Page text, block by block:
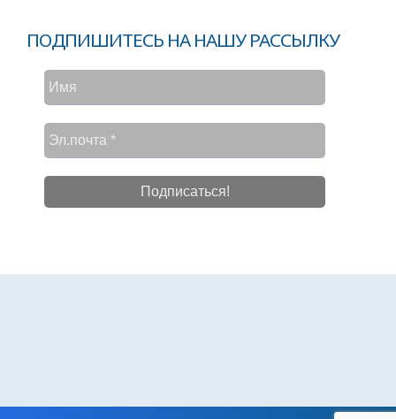
ПОДПИШИТЕСЬ НА НАШУ РАССЫЛКУ